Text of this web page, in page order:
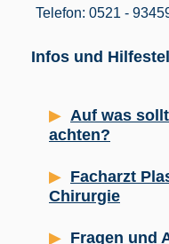
Telefon: 0521 -
Infos und
Auf was
achten?
Facharzt
Chirurgie
Fragen und